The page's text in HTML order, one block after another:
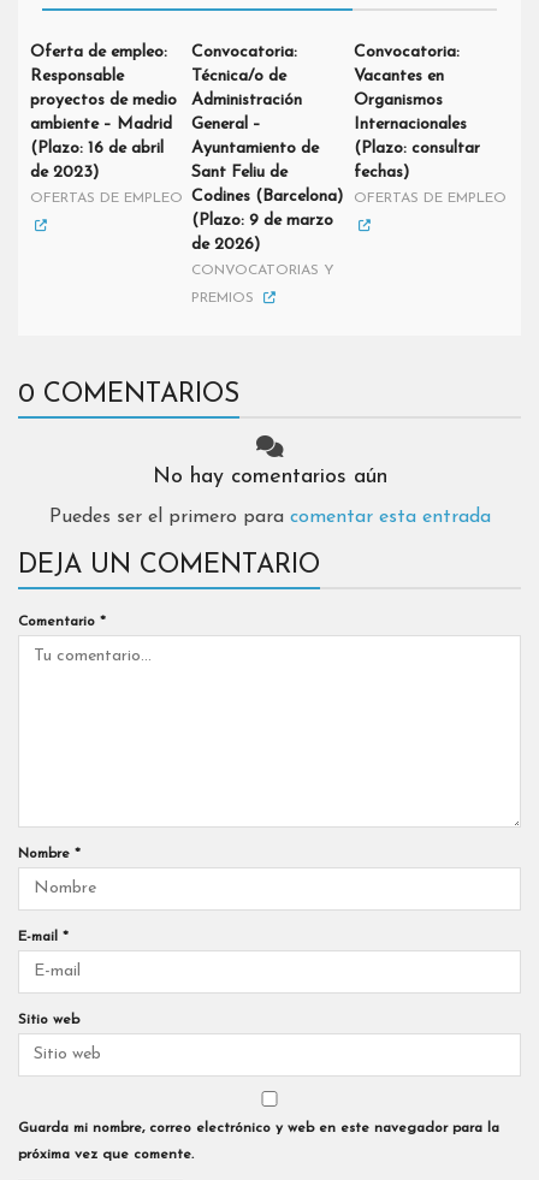
Oferta de empleo:
Responsable
proyectos de medio
ambiente – Madrid
(Plazo: 16 de abril
de 2023)
OFERTAS DE EMPLEO
Convocatoria:
Técnica/o de
Administración
General –
Ayuntamiento de
Sant Feliu de
Codines (Barcelona)
(Plazo: 9 de marzo
de 2026)
CONVOCATORIAS Y
PREMIOS
Convocatoria:
Vacantes en
Organismos
Internacionales
(Plazo: consultar
fechas)
OFERTAS DE EMPLEO
0 COMENTARIOS
No hay comentarios aún
Puedes ser el primero para comentar esta entrada
DEJA UN COMENTARIO
Comentario *
Nombre *
E-mail *
Sitio web
Guarda mi nombre, correo electrónico y web en este navegador para la
próxima vez que comente.